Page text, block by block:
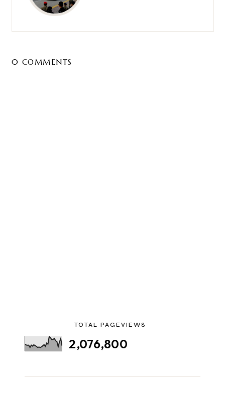
0 COMMENTS
TOTAL PAGEVIEWS
2,076,800